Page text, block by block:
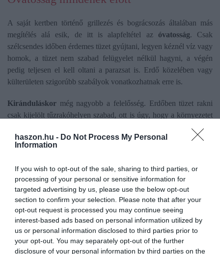
haszon.hu - Do Not Process My Personal
Information
If you wish to opt-out of the sale, sharing to third parties, or
processing of your personal or sensitive information for
targeted advertising by us, please use the below opt-out
section to confirm your selection. Please note that after your
opt-out request is processed you may continue seeing
interest-based ads based on personal information utilized by
us or personal information disclosed to third parties prior to
your opt-out. You may separately opt-out of the further
disclosure of your personal information by third parties on the
A saját kertben történő grillezés és bográcsozás általában más
megítélés alá esik, de itt is alapfeltétel az óvatosság. Csak
szélcsendes időben érdemes tüzet gyújtani, legyen kéznél víz vagy
homok, a tüzet nem szabad felügyelet nélkül hagyni, a végén
pedig teljesen el kell oltani a parazsat is. Erdő közelében vagy
külterületen szigorúbb szabályok vonatkozhatnak erre is.
Kiránduláskor még nagyobb a felelősség. Erdőben tüzet rakni
csak kijelölt tűzrakóhelyen szabad, ott is úgy, hogy a környezetet
előtte megtisztítják, a tüzet folyamatosan felügyelik, szél esetén
azonnal eloltják, távozás előtt pedig teljesen megszüntetik a
parazsat. Védett területeken akár külön engedélyre is szükség
A szabadtéri tüzek többsége emberi figyelmetlenségből
keletkezik. Egy eldobott cigarettacsikk, egy őrizetlenül hagyott tűz
vagy egy rosszul eloltott parázs is elég lehet komoly károkhoz. A
legbiztosabb megoldás ezért egyszerű: zöldhulladékot ne
égessünk, használjuk a helyi gyűjtést vagy a komposztálást.